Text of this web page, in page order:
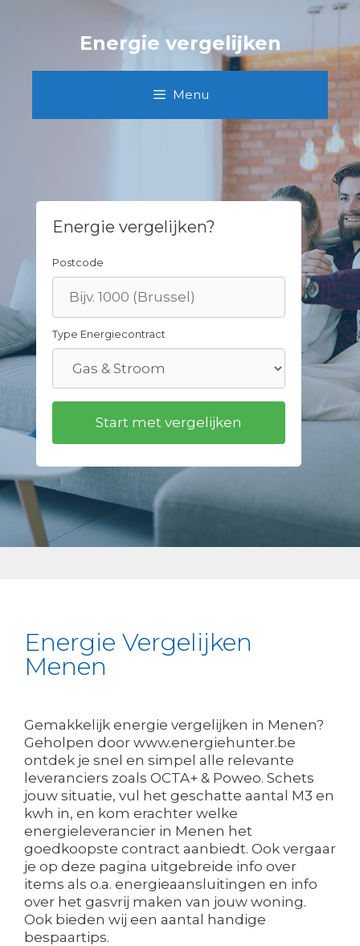
Energie vergelijken
Menu
Energie vergelijken?
Postcode
Type Energiecontract
Energie Vergelijken
Menen
Gemakkelijk energie vergelijken in Menen?
Geholpen door www.energiehunter.be
ontdek je snel en simpel alle relevante
leveranciers zoals OCTA+ & Poweo. Schets
jouw situatie, vul het geschatte aantal M3 en
kwh in, en kom erachter welke
energieleverancier in Menen het
goedkoopste contract aanbiedt. Ook vergaar
je op deze pagina uitgebreide info over
items als o.a. energieaansluitingen en info
over het gasvrij maken van jouw woning.
Ook bieden wij een aantal handige
bespaartips.